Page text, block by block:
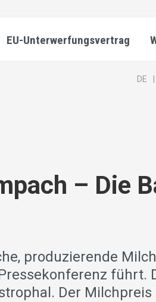
EU-Unterwerfungsvertrag
DE
– Die
produzierende
führt.
Der Milchpreis